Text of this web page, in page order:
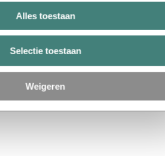
Alles toestaan
Selectie toestaan
Weigeren
speciale behoeften, met